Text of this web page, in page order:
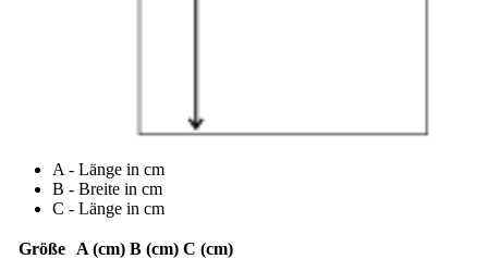
A - Länge in cm
B - Breite in cm
C - Länge in cm
Größe A (cm) B (cm) C (cm)